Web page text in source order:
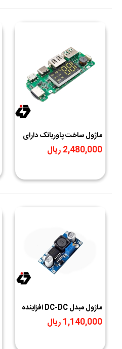
ماژول ساخت پاوربانک دارای
نمایشگر H961
2,480,000 ریال
ماژول مبدل DC-DC افزاینده
XL6009/LM2577
1,140,000 ریال